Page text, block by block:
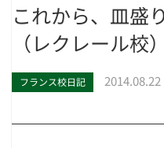
これから、皿盛
（レクレール校）
フランス校日記 2014.08.22